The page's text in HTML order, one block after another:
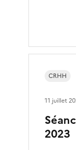
2023
CRHH
11 juillet